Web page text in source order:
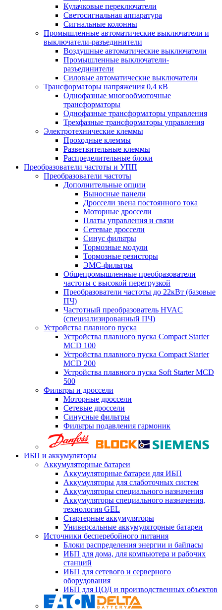
Кулачковые переключатели
Светосигнальная аппаратура
Сигнальные колонны
Промышленные автоматические выключатели и
выключатели-разъединители
Воздушные автоматические выключатели
Промышленные выключатели-
разъединители
Силовые автоматические выключатели
Трансформаторы напряжения 0,4 кВ
Однофазные многообмоточные
трансформаторы
Однофазные трансформаторы управления
Трехфазные трансформаторы управления
Электротехнические клеммы
Проходные клеммы
Разветвительные клеммы
Распределительные блоки
Преобразователи частоты и УПП
Преобразователи частоты
Дополнительные опции
Выносные панели
Дроссели звена постоянного тока
Моторные дроссели
Платы управления и связи
Сетевые дроссели
Синус фильтры
Тормозные модули
Тормозные резисторы
ЭМС-фильтры
Общепромышленные преобразователи
частоты с высокой перегрузкой
Преобразователи частоты до 22кВт (базовые
ПЧ)
Частотный преобразователь HVAC
(специализированный ПЧ)
Устройства плавного пуска
Устройства плавного пуска Compact Starter
MCD 100
Устройства плавного пуска Compact Starter
MCD 200
Устройства плавного пуска Soft Starter MCD
500
Фильтры и дроссели
Моторные дроссели
Сетевые дроссели
Синусные фильтры
Фильтры подавления гармоник
ИБП и аккумуляторы
Аккумуляторные батареи
Аккумуляторные батареи для ИБП
Аккумуляторы для слаботочных систем
Аккумуляторы специального назначения
Аккумуляторы специального назначения,
технология GEL
Стартерные аккумуляторы
Универсальные аккумуляторные батареи
Источники бесперебойного питания
Блоки распределения энергии и байпасы
ИБП для дома, для компьютера и рабочих
станций
ИБП для сетевого и серверного
оборудования
ИБП для ЦОД и производственных объектов